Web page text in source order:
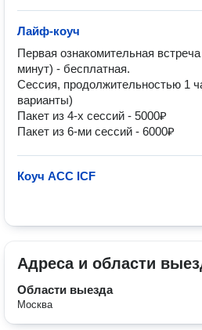
Лайф-коуч
Первая ознакомительная
минут) - бесплатная.
Сессия, продолжительностью 1
варианты)
Пакет из 4-х сессий - 5000₽
Пакет из 6-ми сессий - 6000₽
Коуч ACC ICF
Адреса и области
Области выезда
Москва